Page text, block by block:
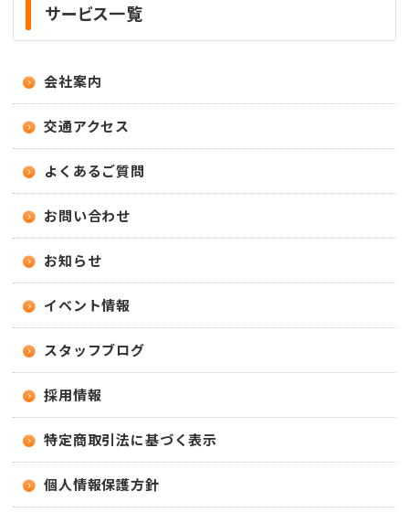
サービス一覧
会社案内
交通アクセス
よくあるご質問
お問い合わせ
お知らせ
イベント情報
スタッフブログ
採用情報
特定商取引法に基づく表示
個人情報保護方針